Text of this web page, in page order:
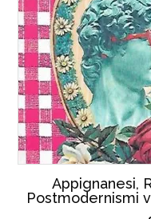
Appignanesi,
Postmodernismi